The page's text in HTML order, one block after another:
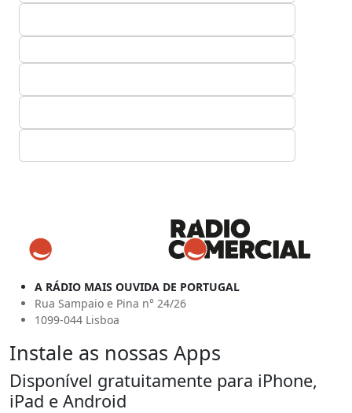
A RÁDIO MAIS OUVIDA DE PORTUGAL
Rua Sampaio e Pina n° 24/26
1099-044 Lisboa
Instale as nossas Apps
Disponível gratuitamente para iPhone,
iPad e Android